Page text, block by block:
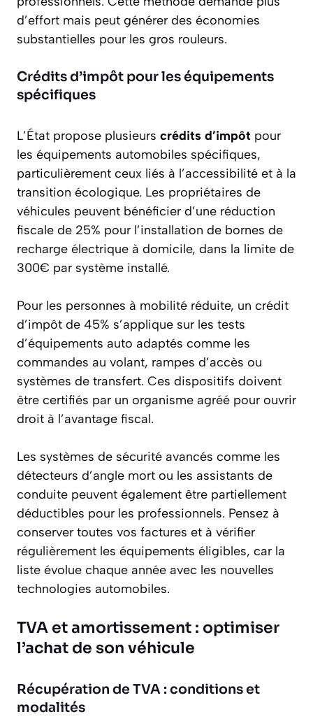
d’effort mais peut générer des économies
substantielles pour les gros rouleurs.
Crédits d’impôt pour les équipements
spécifiques
L’État propose plusieurs crédits d’impôt pour
les équipements automobiles spécifiques,
particulièrement ceux liés à l’accessibilité et à la
transition écologique. Les propriétaires de
véhicules peuvent bénéficier d’une réduction
fiscale de 25% pour l’installation de bornes de
recharge électrique à domicile, dans la limite de
300€ par système installé.
Pour les personnes à mobilité réduite, un crédit
d’impôt de 45% s’applique sur les tests
d’équipements auto adaptés comme les
commandes au volant, rampes d’accès ou
systèmes de transfert. Ces dispositifs doivent
être certifiés par un organisme agréé pour ouvrir
droit à l’avantage fiscal.
Les systèmes de sécurité avancés comme les
détecteurs d’angle mort ou les assistants de
conduite peuvent également être partiellement
déductibles pour les professionnels. Pensez à
conserver toutes vos factures et à vérifier
régulièrement les équipements éligibles, car la
liste évolue chaque année avec les nouvelles
technologies automobiles.
TVA et amortissement : optimiser
l’achat de son véhicule
Récupération de TVA : conditions et
modalités